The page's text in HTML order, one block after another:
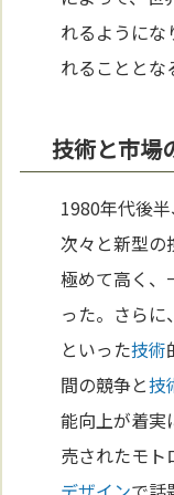
れるようにな
れることとな
技術と市場
1980年代後
次々と新型の
極めて高く、
った。さらに、
といった技術
間の競争と技
能向上が着実
売されたモト